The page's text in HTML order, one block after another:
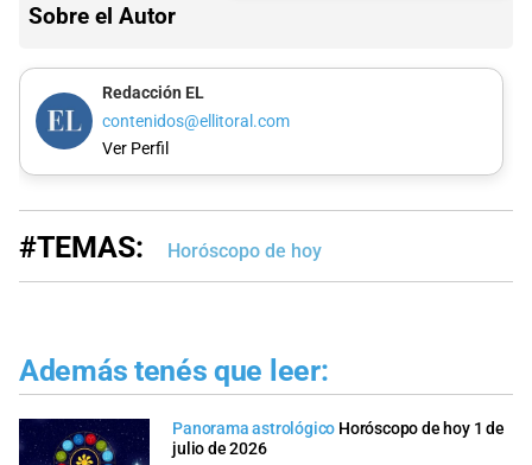
Sobre el Autor
Redacción EL
contenidos@ellitoral.com
Ver Perfil
#TEMAS: Horóscopo de hoy
Además tenés que leer:
Panorama astrológico Horóscopo de hoy 1 de
julio de 2026